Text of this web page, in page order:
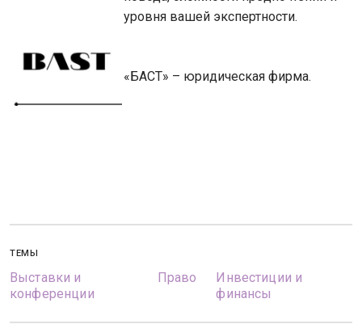
уровня вашей экспертности.
«БАСТ» – юридическая фирма.
ТЕМЫ
Выставки и
конференции
Право
Инвестиции и
финансы